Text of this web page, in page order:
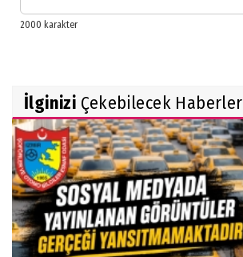
İlginizi Çekebilecek Haberler